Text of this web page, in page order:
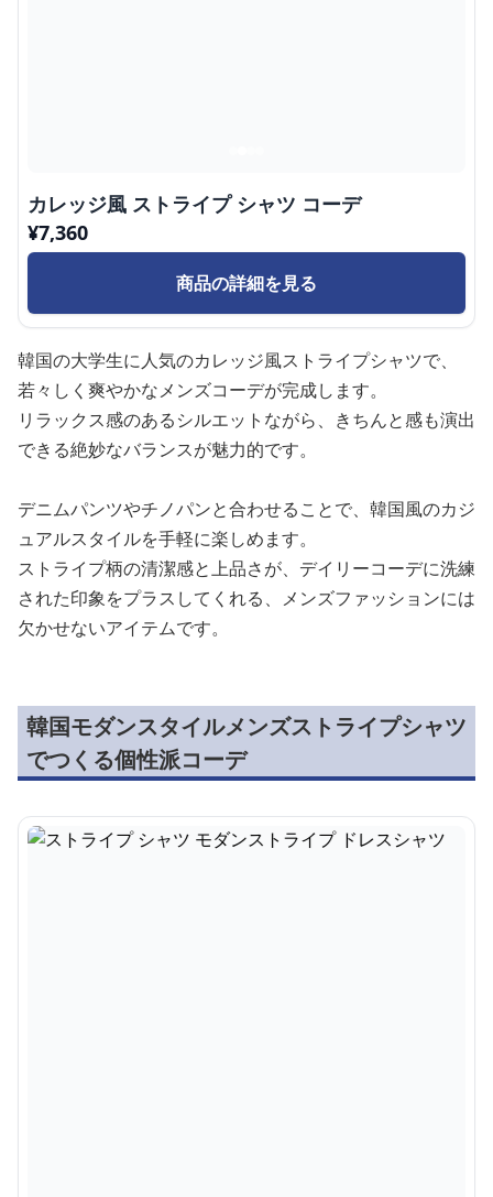
カレッジ風 ストライプ シャツ コーデ
¥7,360
商品の詳細を見る
韓国の大学生に人気のカレッジ風ストライプシャツで、
若々しく爽やかなメンズコーデが完成します。
リラックス感のあるシルエットながら、きちんと感も演出
できる絶妙なバランスが魅力的です。
デニムパンツやチノパンと合わせることで、韓国風のカジ
ュアルスタイルを手軽に楽しめます。
ストライプ柄の清潔感と上品さが、デイリーコーデに洗練
された印象をプラスしてくれる、メンズファッションには
欠かせないアイテムです。
韓国モダンスタイルメンズストライプシャツ
でつくる個性派コーデ